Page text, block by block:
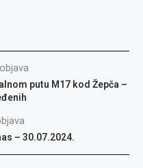
putu M17 kod Žepča –
– 30.07.2024.